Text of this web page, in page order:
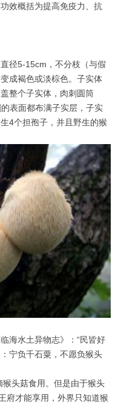
效概括为提高免疫力、抗
径5-15cm，不分枝（与假
成褐色或淡棕色。子实体
整个子实体，肉刺圆筒
表面都布满子实层，子实
4个担孢子，并且野生的猴
海水土异物志》：“民皆好
宁负千石粟，不愿负猴头
头菇食用。但是由于猴头
府才能享用，外界只知道猴